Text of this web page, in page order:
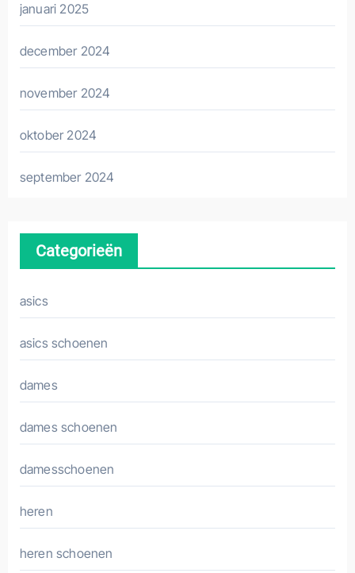
januari 2025
december 2024
november 2024
oktober 2024
september 2024
Categorieën
asics
asics schoenen
dames
dames schoenen
damesschoenen
heren
heren schoenen